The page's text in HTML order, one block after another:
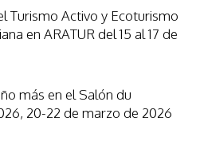
Turismo Activo y Ecoturismo
en ARATUR del 15 al 17 de
más en el Salón du
20-22 de marzo de 2026